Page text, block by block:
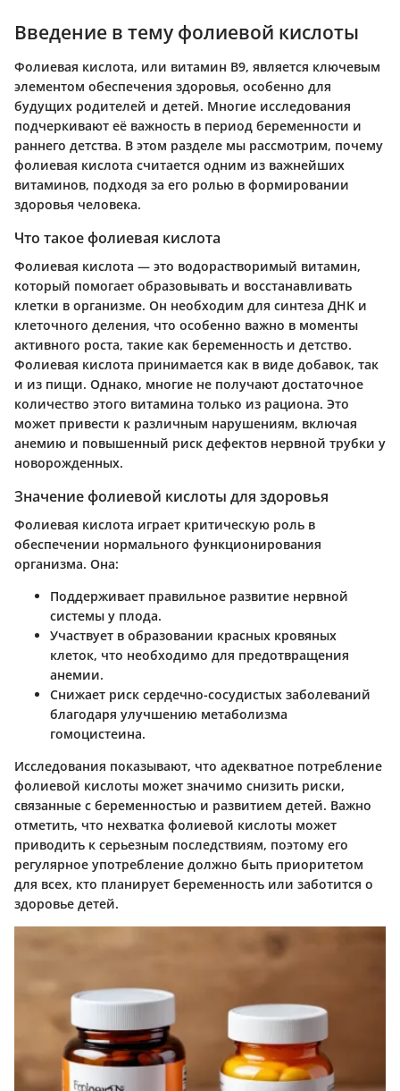
Введение в тему фолиевой кислоты
Фолиевая кислота, или витамин B9, является ключевым
элементом обеспечения здоровья, особенно для
будущих родителей и детей. Многие исследования
подчеркивают её важность в период беременности и
раннего детства. В этом разделе мы рассмотрим, почему
фолиевая кислота считается одним из важнейших
витаминов, подходя за его ролью в формировании
здоровья человека.
Что такое фолиевая кислота
Фолиевая кислота — это водорастворимый витамин,
который помогает образовывать и восстанавливать
клетки в организме. Он необходим для синтеза ДНК и
клеточного деления, что особенно важно в моменты
активного роста, такие как беременность и детство.
Фолиевая кислота принимается как в виде добавок, так
и из пищи. Однако, многие не получают достаточное
количество этого витамина только из рациона. Это
может привести к различным нарушениям, включая
анемию и повышенный риск дефектов нервной трубки у
новорожденных.
Значение фолиевой кислоты для здоровья
Фолиевая кислота играет критическую роль в
обеспечении нормального функционирования
организма. Она:
Поддерживает правильное развитие нервной
системы у плода.
Участвует в образовании красных кровяных
клеток, что необходимо для предотвращения
анемии.
Снижает риск сердечно-сосудистых заболеваний
благодаря улучшению метаболизма
гомоцистеина.
Исследования показывают, что адекватное потребление
фолиевой кислоты может значимо снизить риски,
связанные с беременностью и развитием детей. Важно
отметить, что нехватка фолиевой кислоты может
приводить к серьезным последствиям, поэтому его
регулярное употребление должно быть приоритетом
для всех, кто планирует беременность или заботится о
здоровье детей.